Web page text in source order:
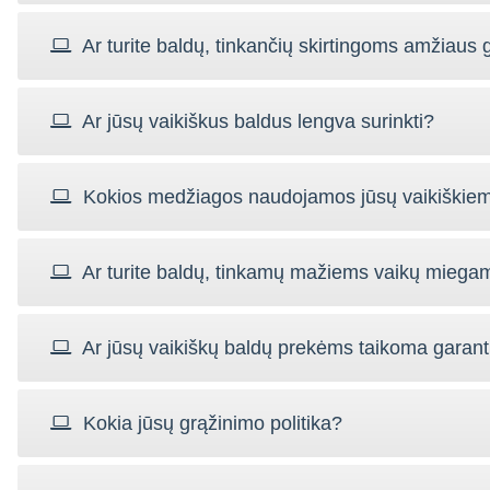
Ar turite baldų, tinkančių skirtingoms amžiaus
Ar jūsų vaikiškus baldus lengva surinkti?
Kokios medžiagos naudojamos jūsų
Ar turite baldų, tinkamų mažiems vaikų
Ar jūsų vaikiškų baldų prekėms taikoma
Kokia jūsų grąžinimo politika?